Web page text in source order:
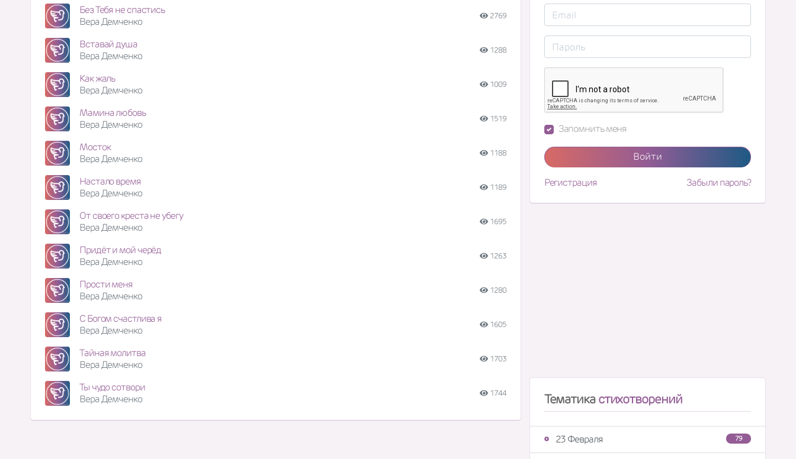
Без Тебя не спастись
Вера Демченко
2769
Вставай душа
Вера Демченко
1288
Как жаль
Вера Демченко
1009
Мамина любовь
Вера Демченко
1519
Мосток
Вера Демченко
1188
Настало время
Вера Демченко
1189
От своего креста не убегу
Вера Демченко
1695
Придёт и мой черёд
Вера Демченко
1263
Прости меня
Вера Демченко
1280
С Богом счастлива я
Вера Демченко
1605
Тайная молитва
Вера Демченко
1703
Ты чудо сотвори
Вера Демченко
1744
Запомнить меня
Войти
Регистрация Забыли пароль?
Тематикастихотворений
79
23 Февраля